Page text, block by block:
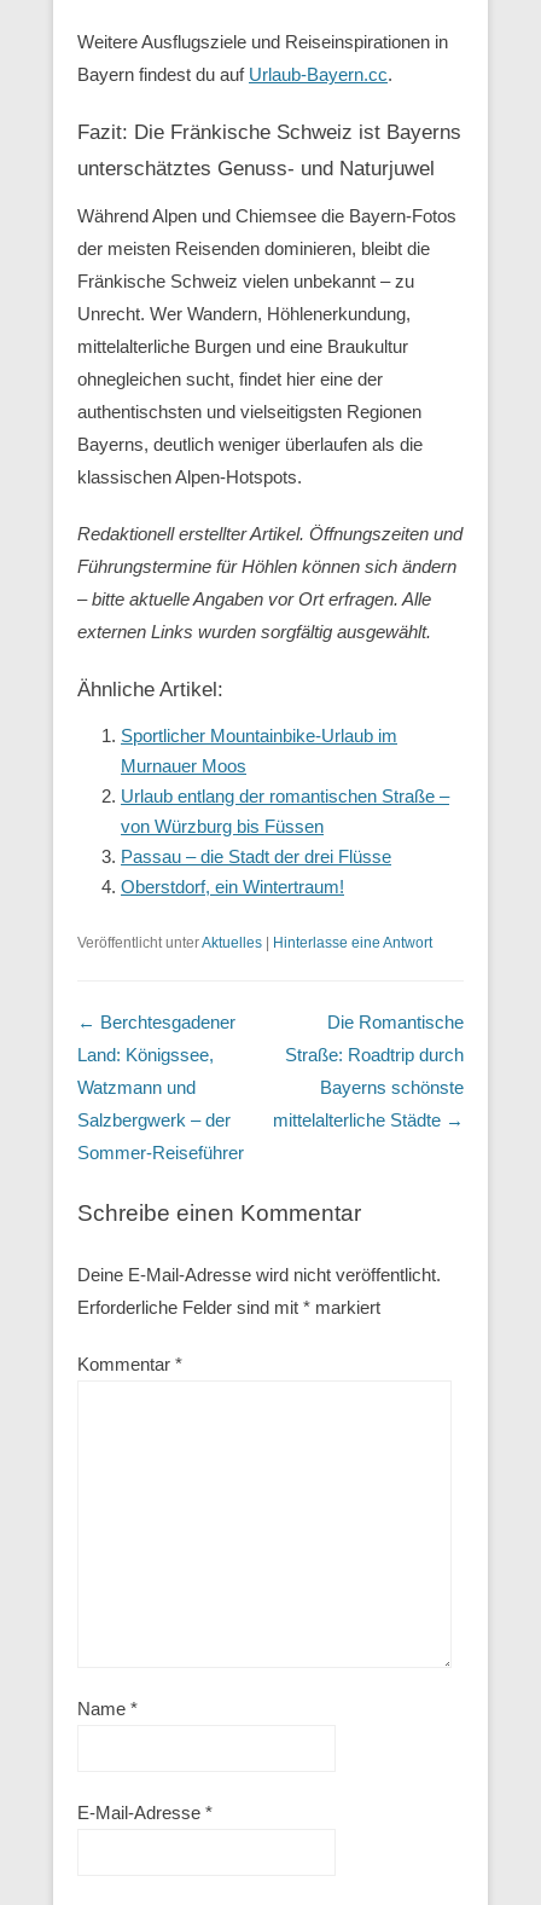
Weitere Ausflugsziele und Reiseinspirationen in
Bayern findest du auf Urlaub-Bayern.cc.
Fazit: Die Fränkische Schweiz ist Bayerns
unterschätztes Genuss- und Naturjuwel
Während Alpen und Chiemsee die Bayern-Fotos
der meisten Reisenden dominieren, bleibt die
Fränkische Schweiz vielen unbekannt – zu
Unrecht. Wer Wandern, Höhlenerkundung,
mittelalterliche Burgen und eine Braukultur
ohnegleichen sucht, findet hier eine der
authentischsten und vielseitigsten Regionen
Bayerns, deutlich weniger überlaufen als die
klassischen Alpen-Hotspots.
Redaktionell erstellter Artikel. Öffnungszeiten und
Führungstermine für Höhlen können sich ändern
– bitte aktuelle Angaben vor Ort erfragen. Alle
externen Links wurden sorgfältig ausgewählt.
Ähnliche Artikel:
Sportlicher Mountainbike-Urlaub im
Murnauer Moos
Urlaub entlang der romantischen Straße –
von Würzburg bis Füssen
Passau – die Stadt der drei Flüsse
Oberstdorf, ein Wintertraum!
Veröffentlicht unterAktuelles Hinterlasse eine Antwort
Beitragsnavigation
← Berchtesgadener
Land: Königssee,
Watzmann und
Salzbergwerk – der
Sommer-Reiseführer
Die Romantische
Straße: Roadtrip durch
Bayerns schönste
mittelalterliche Städte →
Schreibe einen Kommentar
Deine E-Mail-Adresse wird nicht veröffentlicht.
Erforderliche Felder sind mit * markiert
Kommentar *
Name *
E-Mail-Adresse *